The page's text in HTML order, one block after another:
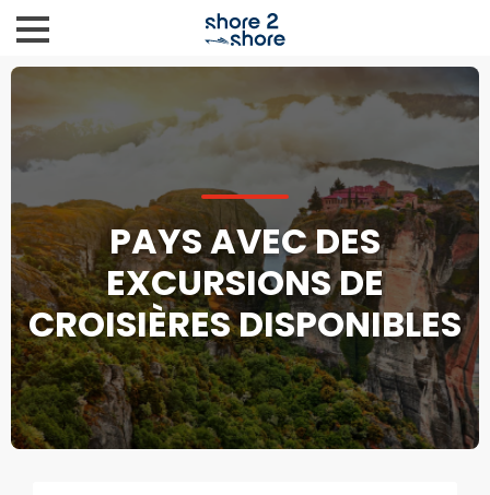
PAYS AVEC DES
EXCURSIONS DE
CROISIÈRES DISPONIBLES